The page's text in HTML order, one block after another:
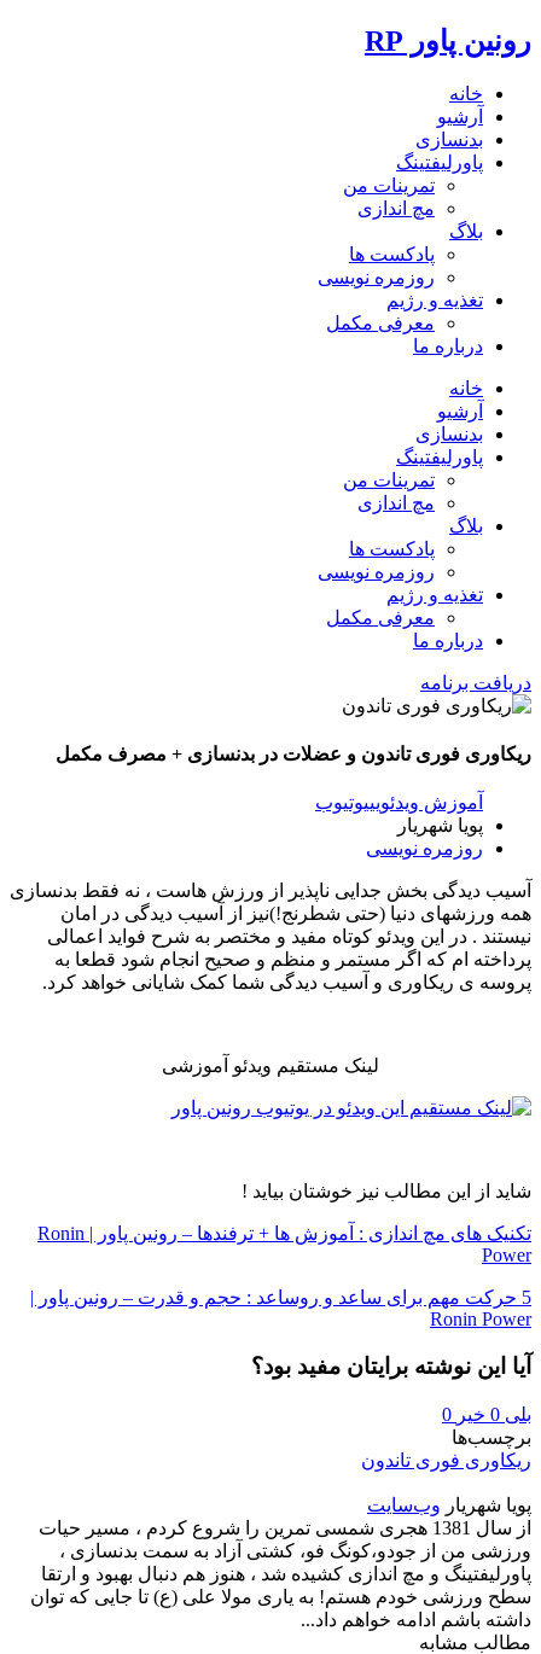
رونین پاور RP
خانه
آرشیو
بدنسازی
پاورلیفتینگ
تمرینات من
مچ اندازی
بلاگ
پادکست ها
روزمره نویسی
تغذیه و رژیم
معرفی مکمل
درباره ما
خانه
آرشیو
بدنسازی
پاورلیفتینگ
تمرینات من
مچ اندازی
بلاگ
پادکست ها
روزمره نویسی
تغذیه و رژیم
معرفی مکمل
درباره ما
دریافت برنامه
ریکاوری فوری تاندون و عضلات در بدنسازی + مصرف مکمل
آموزش ویدئویییوتیوب
پویا شهریار
روزمره نویسی
آسیب دیدگی بخش جدایی ناپذیر از ورزش هاست ، نه فقط بدنسازی
همه ورزشهای دنیا (حتی شطرنج!)نیز از آسیب دیدگی در امان
نیستند . در این ویدئو کوتاه مفید و مختصر به شرح فواید اعمالی
پرداخته ام که اگر مستمر و منظم و صحیح انجام شود قطعا به
پروسه ی ریکاوری و آسیب دیدگی شما کمک شایانی خواهد کرد.
لینک مستقیم ویدئو آموزشی
شاید از این مطالب نیز خوشتان بیاید !
تکنیک های مچ اندازی : آموزش ها + ترفندها – رونین پاور | Ronin
Power
5 حرکت مهم برای ساعد و روساعد : حجم و قدرت – رونین پاور |
Ronin Power
آیا این نوشته برایتان مفید بود؟
بلی 0 خیر 0
برچسب‌ها
ریکاوری فوری تاندون
پویا شهریار وب‌سایت
از سال 1381 هجری شمسی تمرین را شروع کردم ، مسیر حیات
ورزشی من از جودو،کونگ فو، کشتی آزاد به سمت بدنسازی ،
پاورلیفتینگ و مچ اندازی کشیده شد ، هنوز هم دنبال بهبود و ارتقا
سطح ورزشی خودم هستم! به یاری مولا علی (ع) تا جایی که توان
داشته باشم ادامه خواهم داد...
مطالب مشابه